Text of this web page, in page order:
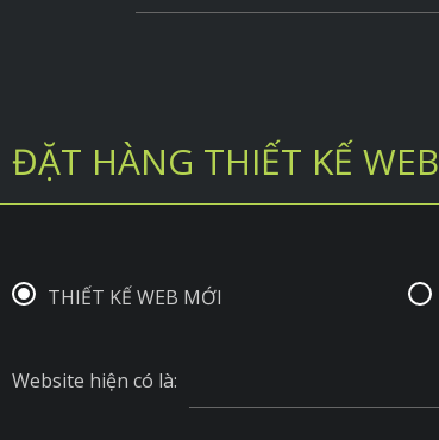
ĐẶT HÀNG THIẾT KẾ WEB
THIẾT KẾ WEB MỚI
Website hiện có là: